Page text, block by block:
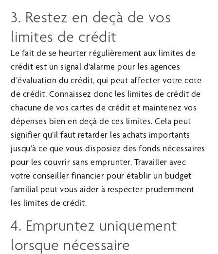
3. Restez en deçà de vos
limites de crédit
Le fait de se heurter régulièrement aux limites de
crédit est un signal d’alarme pour les agences
d’évaluation du crédit, qui peut affecter votre cote
de crédit. Connaissez donc les limites de crédit de
chacune de vos cartes de crédit et maintenez vos
dépenses bien en deçà de ces limites. Cela peut
signifier qu’il faut retarder les achats importants
jusqu’à ce que vous disposiez des fonds nécessaires
pour les couvrir sans emprunter. Travailler avec
votre conseiller financier pour établir un budget
familial peut vous aider à respecter prudemment
les limites de crédit.
4. Empruntez uniquement
lorsque nécessaire